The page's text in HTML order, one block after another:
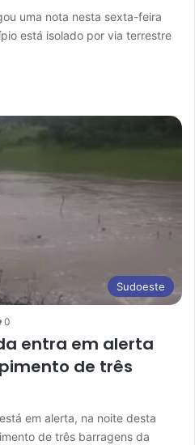
uma nota nesta sexta-feira
está isolado por via terrestre
Sudoeste
0
entra em alerta
de três
em alerta, na noite desta
de três barragens da